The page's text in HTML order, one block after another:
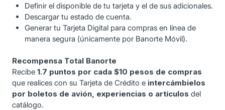
Definir el disponible de tu tarjeta y el de sus adicionales.
Descargar tu estado de cuenta.
Generar tu Tarjeta Digital para compras en línea de
manera segura (únicamente por Banorte Móvil).
Recompensa Total Banorte
Recibe 1.7 puntos por cada $10 pesos de compras
que realices con su Tarjeta de Crédito e intercámbielos
por boletos de avión, experiencias o artículos del
catálogo.